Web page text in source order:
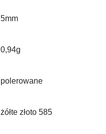
5mm
0,94g
polerowane
żółte złoto 585